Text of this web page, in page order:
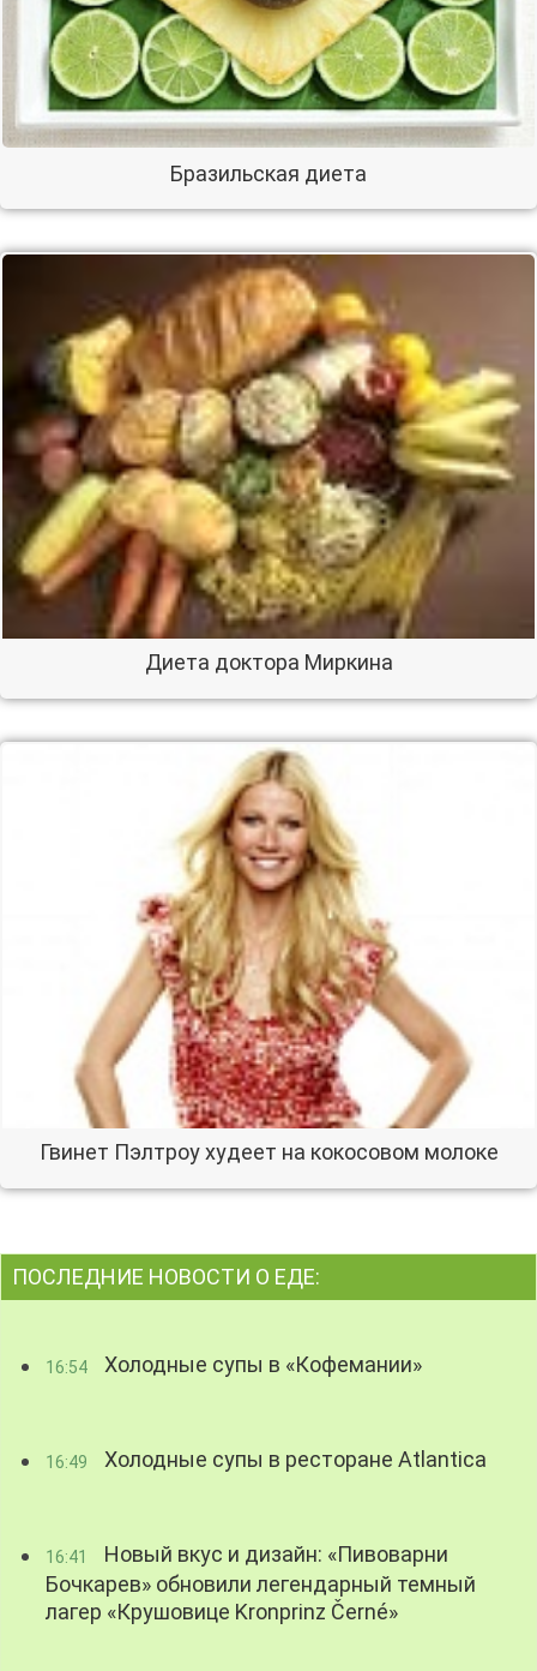
Бразильская диета
Диета доктора Миркина
Гвинет Пэлтроу худеет на кокосовом молоке
ПОСЛЕДНИЕ НОВОСТИ О ЕДЕ:
16:54 Холодные супы в «Кофемании»
16:49 Холодные супы в ресторане Atlantica
16:41
Новый вкус и дизайн: «Пивоварни
Бочкарев» обновили легендарный темный
лагер «Крушовице Kronprinz Černé»